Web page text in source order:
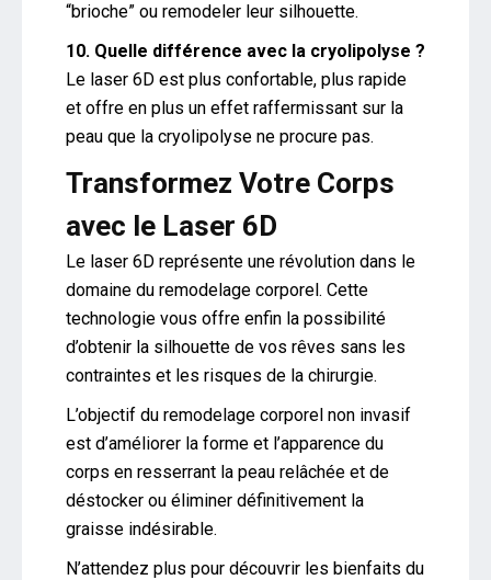
“brioche” ou remodeler leur silhouette.
10. Quelle différence avec la cryolipolyse ?
Le laser 6D est plus confortable, plus rapide
et offre en plus un effet raffermissant sur la
peau que la cryolipolyse ne procure pas.
Transformez Votre Corps
avec le Laser 6D
Le laser 6D représente une révolution dans le
domaine du remodelage corporel. Cette
technologie vous offre enfin la possibilité
d’obtenir la silhouette de vos rêves sans les
contraintes et les risques de la chirurgie.
L’objectif du remodelage corporel non invasif
est d’améliorer la forme et l’apparence du
corps en resserrant la peau relâchée et de
déstocker ou éliminer définitivement la
graisse indésirable.
N’attendez plus pour découvrir les bienfaits du